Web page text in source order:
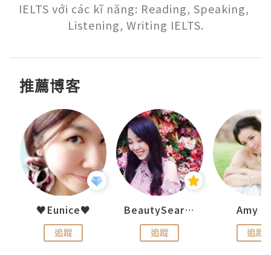
IELTS với các kĩ năng: Reading, Speaking,
Listening, Writing IELTS.
推薦博客
♥Eunice♥
追蹤
BeautySearch
追蹤
Amy
追蹤